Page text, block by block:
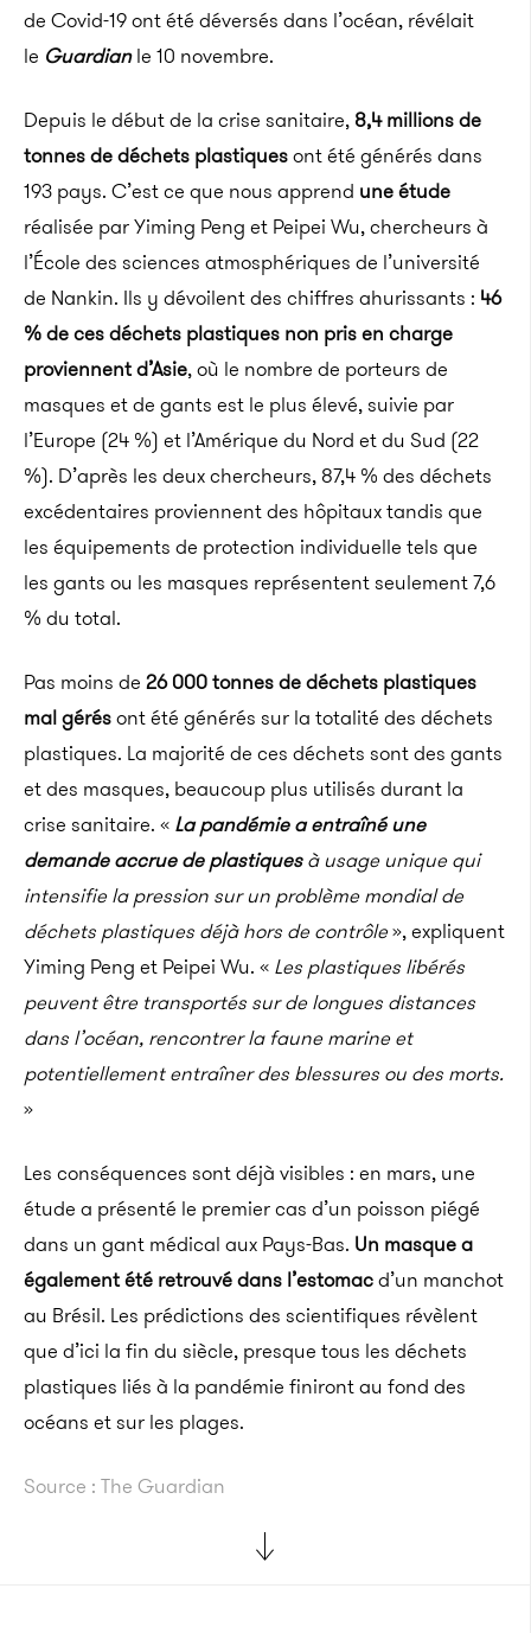
de Covid-19ont été déversés dans l’océan, révélait
le Guardian le 10 novembre.
Depuis le début de la crise sanitaire, 8,4 millions de
tonnes de déchets plastiquesont été générés dans
193 pays. C’est ce que nous apprend une étude
réalisée parYiming Peng et Peipei Wu, chercheurs à
l’École des sciences atmosphériques de l’université
de Nankin. Ils y dévoilent des chiffres ahurissants : 46
% de ces déchets plastiques non pris en charge
proviennent d’Asie, où le nombre de porteurs de
masques et de gants est le plus élevé, suivie par
l’Europe (24 %) et l’Amérique du Nord et du Sud (22
%). D’après les deux chercheurs, 87,4 % des déchets
excédentaires proviennent des hôpitaux tandis que
les équipements de protection individuelle tels que
les gants ou les masques représentent seulement 7,6
% du total.
Pas moins de 26 000 tonnes de déchets plastiques
mal gérésont été générés sur la totalité des déchets
plastiques. La majorité de ces déchets sont des gants
et des masques, beaucoup plus utilisés durant la
crise sanitaire. « La pandémie a entraîné une
demande accrue de plastiquesà usage unique qui
intensifie la pression sur un problème mondial de
déchets plastiques déjà hors de contrôle», expliquent
Yiming Peng et Peipei Wu. « Les plastiques libérés
peuvent être transportés sur de longues distances
dans l’océan, rencontrer la faune marine et
potentiellement entraîner des blessures ou des morts.
»
Les conséquences sont déjà visibles : en mars, une
étude a présenté le premier cas d’un poisson piégé
dans un gant médical aux Pays-Bas. Un masque a
également été retrouvé dans l’estomacd’un manchot
au Brésil. Les prédictions des scientifiques révèlent
que d’ici la fin du siècle, presque tous les déchets
plastiques liés à la pandémie finiront au fond des
océans et sur les plages.
Source : The Guardian